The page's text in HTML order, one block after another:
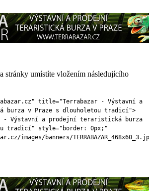
stránky umístíte vložením následujícího
title="Terrabazar - Výstavní a
burza v Praze s dlouholetou tradicí">
- Výstavní a prodejní teraristická burza
tradicí" style="border: 0px;"
images/banners/